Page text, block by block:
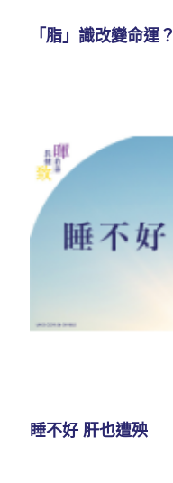
「脂」識改變命運？
睡不好 肝也遭殃